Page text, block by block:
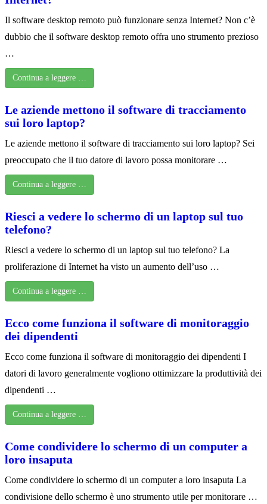
Il software desktop remoto può funzionare senza Internet? Non c’è
dubbio che il software desktop remoto offra uno strumento prezioso
…
Continua a leggere …
Le aziende mettono il software di tracciamento
sui loro laptop?
Le aziende mettono il software di tracciamento sui loro laptop? Sei
preoccupato che il tuo datore di lavoro possa monitorare …
Continua a leggere …
Riesci a vedere lo schermo di un laptop sul tuo
telefono?
Riesci a vedere lo schermo di un laptop sul tuo telefono? La
proliferazione di Internet ha visto un aumento dell’uso …
Continua a leggere …
Ecco come funziona il software di monitoraggio
dei dipendenti
Ecco come funziona il software di monitoraggio dei dipendenti I
datori di lavoro generalmente vogliono ottimizzare la produttività dei
dipendenti …
Continua a leggere …
Come condividere lo schermo di un computer a
loro insaputa
Come condividere lo schermo di un computer a loro insaputa La
condivisione dello schermo è uno strumento utile per monitorare …